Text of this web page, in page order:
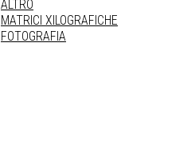
ALTRO
MATRICI XILOGRAFICHE
FOTOGRAFIA